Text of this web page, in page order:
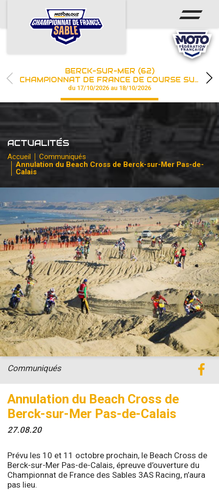
ACCUEIL
ACTUS
CHAMPIONNAT
RÉSULTATS
PHOTOS / WEB TV
PARTENAIRES
les engagements
BERCK-SUR-MER (62)
CHAMPIONNAT DE FRANCE DE COURSE SUR SABLE
du 17/10/2026 au 18/10/2026
ACTUALITÉS
Accueil
Communiqués
Annulation du Beach Cross de Berck-sur-Mer Pas-de-
Calais
Annulation du Beach Cross de
Berck-sur-Mer Pas-de-Calais
27.08.20
Communiqués
Prévu les 10 et 11 octobre prochain, le Beach Cross de
Berck-sur-Mer Pas-de-Calais, épreuve d’ouverture du
Championnat de France des Sables 3AS Racing, n’aura
pas lieu.